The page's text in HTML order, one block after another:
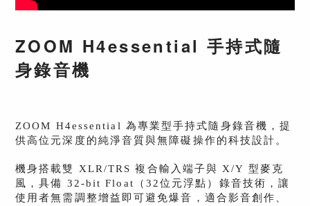
ZOOM H4essential 手持式隨
身錄音機
ZOOM H4essential 為專業型手持式隨身錄音機，提
供高位元深度的純淨音質與無障礙操作的科技設計。
機身搭載雙 XLR/TRS 複合輸入端子與 X/Y 型麥克
風，具備 32-bit Float（32位元浮點）錄音技術，讓
使用者無需調整增益即可避免爆音，適合影音創作、